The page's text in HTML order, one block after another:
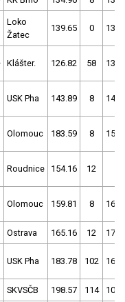
Loko
Žatec
139.65 0
Klášter. 126.82 58
USK Pha 143.89 8
Olomouc 183.59 8
Roudnice 154.16 12
Olomouc 159.81 8
Ostrava 165.16 12
USK Pha 183.78 102
SKVSČB 198.57 114